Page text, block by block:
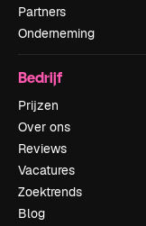
Partners
Onderneming
Bedrijf
Prijzen
Over ons
Reviews
Vacatures
Zoektrends
Blog